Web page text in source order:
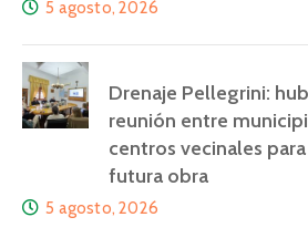
5 agosto, 2026
Drenaje Pellegrini:
reunión entre
centros vecinales
futura obra
5 agosto, 2026